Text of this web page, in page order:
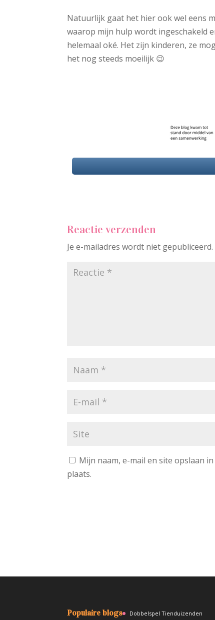
Natuurlijk gaat het hier ook wel eens
waarop mijn hulp wordt ingeschakeld
helemaal oké. Het zijn kinderen, ze
het nog steeds moeilijk 😉
Reactie verzenden
Je e-mailadres wordt niet gepubliceerd.
Mijn naam, e-mail en site opslaan
plaats.
r
t
Populaire blogs Dobbelspel Tienduizenden